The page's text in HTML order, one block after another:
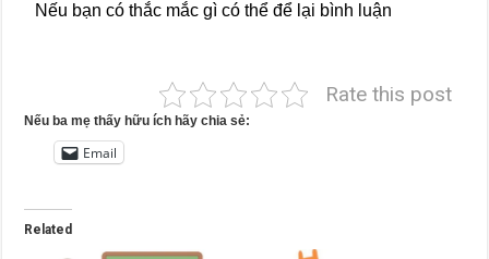
Nếu bạn có thắc mắc gì có thể để lại bình luận
Rate this post
Nếu ba mẹ thấy hữu ích hãy chia sẻ:
Email
Related